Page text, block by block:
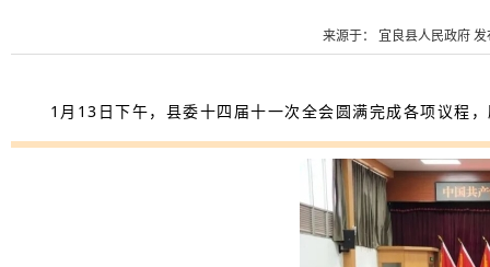
来源于： 宜良县人民政府
1月13日下午，县委十四届十一次全会圆满完成各项议程